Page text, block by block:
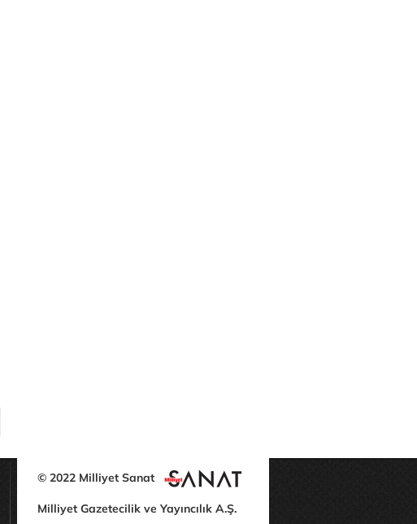
© 2022 Milliyet Sanat
Milliyet Gazetecilik ve Yayıncılık A.Ş.